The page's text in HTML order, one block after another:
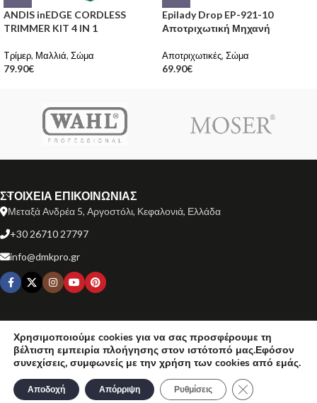
ANDIS inEDGE CORDLESS
TRIMMER KIT 4 IN 1
Tρίμερ, Μαλλιά, Σώμα
79.90€
Epilady Drop EP-921-10
Αποτριχωτική Μηχανή
Αποτριχωτικές, Σώμα
69.90€
ΣΤΟΙΧΕΙΑ ΕΠΙΚΟΙΝΩΝΙΑΣ
Μεταξά Ανδρέα 5, Αργοστόλι, Κεφαλονιά, Ελλάδα
+30 26710 27797
info@dmkpro.gr
ΧΡΗΣΙΜΟΙ ΣΥΝΔΕΣΜΟΙ
ΜΑΡΚΕΣ ΠΡΟΪΟΝΤΩΝ
Χρησιμοποιούμε cookies για να σας προσφέρουμε τη
βέλτιστη εμπειρία πλοήγησης στον ιστότοπό μας.Εφόσον
συνεχίσεις, συμφωνείς με την χρήση των cookies από εμάς.
Αποδοχή Απόρριψη Ρυθμίσεις Κλείσιμο του